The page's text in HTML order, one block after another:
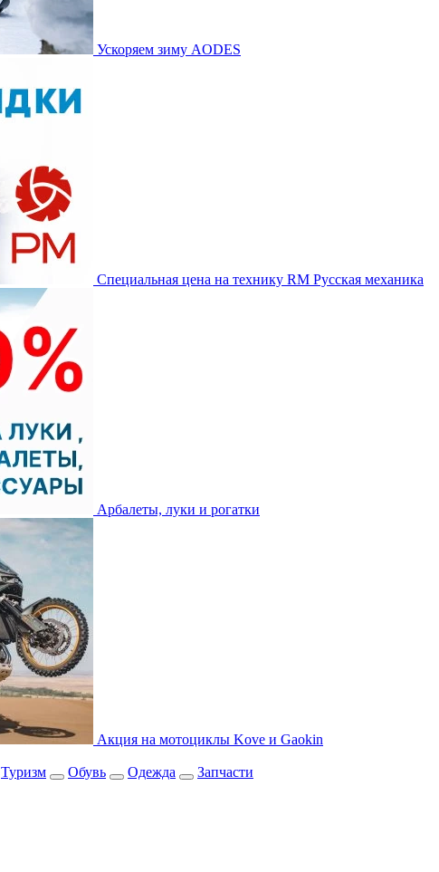
Ускоряем зиму AODES
Специальная цена на технику RM Русская механика
Арбалеты, луки и рогатки
Акция на мотоциклы Kove и Gaokin
Туризм Обувь Одежда Запчасти